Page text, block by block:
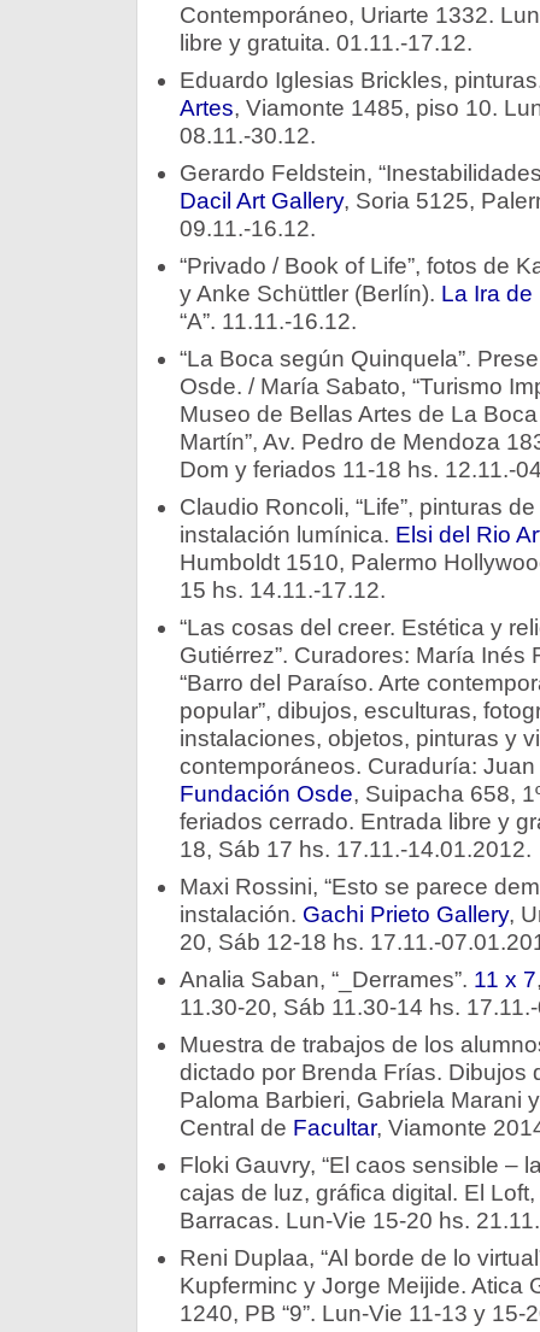
Contemporáneo, Uriarte 1332.
libre y gratuita. 01.11.-17.12.
Eduardo Iglesias Brickles,
Artes, Viamonte 1485, piso 10.
08.11.-30.12.
Gerardo Feldstein,
Dacil Art Gallery, Soria 5125,
09.11.-16.12.
“Privado / Book of Life”, fotos de
y Anke Schüttler (Berlín). La Ira de
“A”. 11.11.-16.12.
“La Boca según Quinquela”.
Osde. / María Sabato, “Turismo
Museo de Bellas Artes de La
Martín”, Av. Pedro de Mendoza
Dom y feriados 11-18 hs. 12.11.-
Claudio Roncoli, “Life”, pinturas
instalación lumínica. Elsi del Rio
Humboldt 1510, Palermo
15 hs. 14.11.-17.12.
“Las cosas del creer. Estética y
Gutiérrez”. Curadores: María Inés
“Barro del Paraíso. Arte
popular”, dibujos, esculturas,
instalaciones, objetos, pinturas y
contemporáneos. Curaduría:
Fundación Osde, Suipacha 658,
feriados cerrado. Entrada libre y
18, Sáb 17 hs. 17.11.-14.01.2012.
Maxi Rossini, “Esto se parece
instalación. Gachi Prieto Gallery,
20, Sáb 12-18 hs. 17.11.-
Analia Saban, “_Derrames”. 11 x 7
11.30-20, Sáb 11.30-14 hs.
Muestra de trabajos de los
dictado por Brenda Frías. Dibujos
Paloma Barbieri, Gabriela Marani
Central de Facultar, Viamonte
Floki Gauvry, “El caos sensible –
cajas de luz, gráfica digital. El
Barracas. Lun-Vie 15-20 hs.
Reni Duplaa, “Al borde de lo
Kupferminc y Jorge Meijide. Atica
1240, PB “9”. Lun-Vie 11-13 y 15-